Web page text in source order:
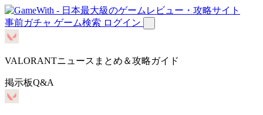
事前ガチャ ゲーム検索 ログイン
VALORANTニュースまとめ＆攻略ガイド
掲示板Q&A